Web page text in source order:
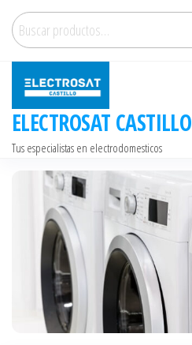
Saltar
contenido
Buscar
por:
ELECTROSAT CASTILLO
Tus especialistas en electrodomesticos